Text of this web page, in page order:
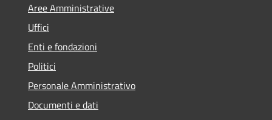
Aree Amministrative
Uffici
Enti e fondazioni
Politici
Personale Amministrativo
Documenti e dati